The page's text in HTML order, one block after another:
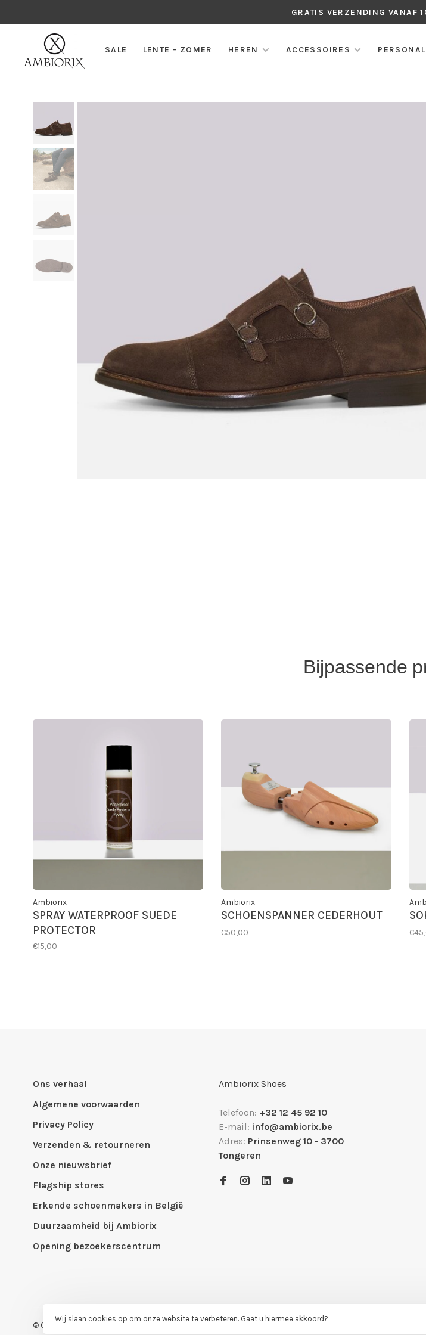
GRATIS VERZENDING VANAF
SALE LENTE - ZOMER HEREN ACCESSOIRES
Bijpassende
Ambiorix
SPRAY WATERPROOF SUEDE
PROTECTOR
€15,00
Ambiorix
SCHOENSPANNER CEDERHOUT
€50,00
Ons verhaal
Algemene voorwaarden
Privacy Policy
Verzenden & retourneren
Onze nieuwsbrief
Flagship stores
Erkende schoenmakers in België
Duurzaamheid bij Ambiorix
Opening bezoekerscentrum
Ambiorix Shoes
Telefoon: +32 12 45 92 10
E-mail: info@ambiorix.be
Adres: Prinsenweg 10 - 3700
Tongeren
© Copyright 2026 Ambiorix Official Shop
Wij slaan cookies op om onze website te verbeteren. Gaat u hiermee akkoord?